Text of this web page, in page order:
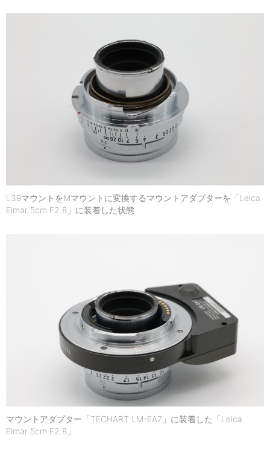
L39マウントをMマウントに変換するマウントアダプターを「Leica
Elmar 5cm F2.8」に装着した状態
マウントアダプター「TECHART LM-EA7」に装着した「Leica
Elmar 5cm F2.8」